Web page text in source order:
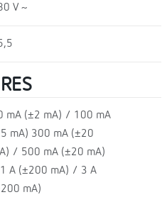
V ~
mA (±2 mA) / 100 mA
mA) 300 mA (±20
/ 500 mA (±20 mA)
A (±200 mA) / 3 A
mA)